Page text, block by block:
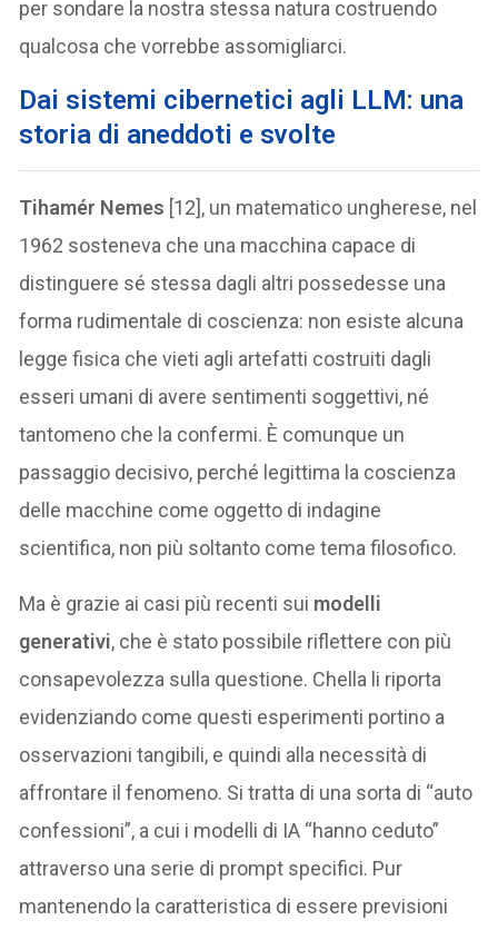
per sondare la nostra stessa natura costruendo
qualcosa che vorrebbe assomigliarci.
Dai sistemi cibernetici agli LLM: una
storia di aneddoti e svolte
Tihamér Nemes [12], un matematico ungherese, nel
1962 sosteneva che una macchina capace di
distinguere sé stessa dagli altri possedesse una
forma rudimentale di coscienza: non esiste alcuna
legge fisica che vieti agli artefatti costruiti dagli
esseri umani di avere sentimenti soggettivi, né
tantomeno che la confermi. È comunque un
passaggio decisivo, perché legittima la coscienza
delle macchine come oggetto di indagine
scientifica, non più soltanto come tema filosofico.
Ma è grazie ai casi più recenti sui modelli
generativi, che è stato possibile riflettere con più
consapevolezza sulla questione. Chella li riporta
evidenziando come questi esperimenti portino a
osservazioni tangibili, e quindi alla necessità di
affrontare il fenomeno. Si tratta di una sorta di “auto
confessioni”, a cui i modelli di IA “hanno ceduto”
attraverso una serie di prompt specifici. Pur
mantenendo la caratteristica di essere previsioni